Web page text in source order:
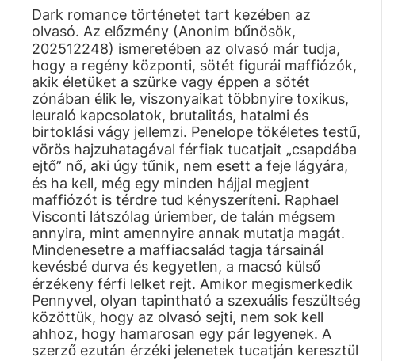
Dark romance történetet tart kezében az
olvasó. Az előzmény (Anonim bűnösök,
202512248) ismeretében az olvasó már tudja,
hogy a regény központi, sötét figurái maffiózók,
akik életüket a szürke vagy éppen a sötét
zónában élik le, viszonyaikat többnyire toxikus,
leuraló kapcsolatok, brutalitás, hatalmi és
birtoklási vágy jellemzi. Penelope tökéletes testű,
vörös hajzuhatagával férfiak tucatjait „csapdába
ejtő” nő, aki úgy tűnik, nem esett a feje lágyára,
és ha kell, még egy minden hájjal megjent
maffiózót is térdre tud kényszeríteni. Raphael
Visconti látszólag úriember, de talán mégsem
annyira, mint amennyire annak mutatja magát.
Mindenesetre a maffiacsalád tagja társainál
kevésbé durva és kegyetlen, a macsó külső
érzékeny férfi lelket rejt. Amikor megismerkedik
Pennyvel, olyan tapintható a szexuális feszültség
közöttük, hogy az olvasó sejti, nem sok kell
ahhoz, hogy hamarosan egy pár legyenek. A
szerző ezután érzéki jelenetek tucatján keresztül